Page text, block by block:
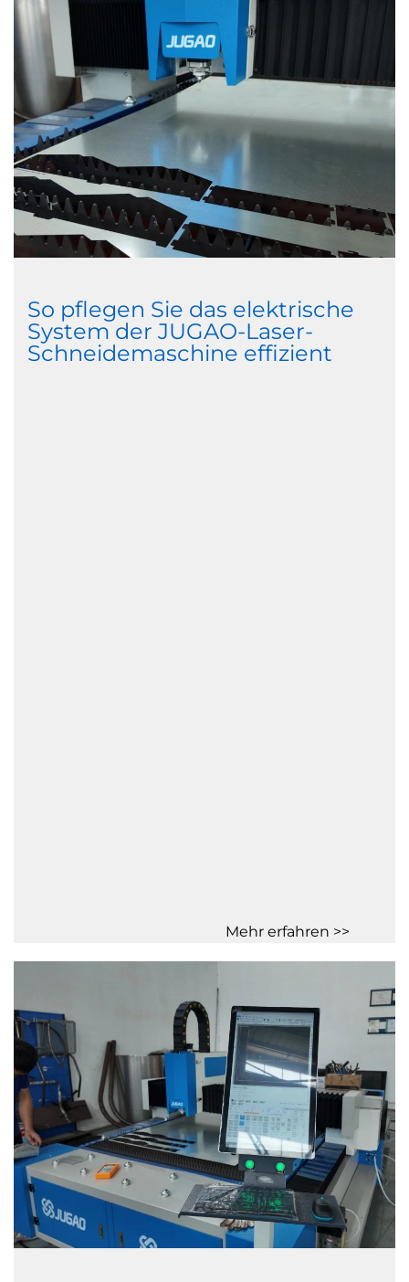
So pflegen Sie das elektrische
System der JUGAO-Laser-
Schneidemaschine effizient
Mehr erfahren >>